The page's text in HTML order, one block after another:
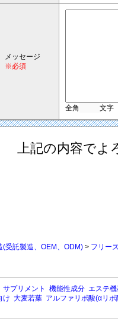
メッセージ
※必須
全角 文字
上記の内容でよ
(受託製造、OEM、ODM) > フリー
サプリメント 機能性成分 エステ
け 大麦若葉 アルファリポ酸(αリポ